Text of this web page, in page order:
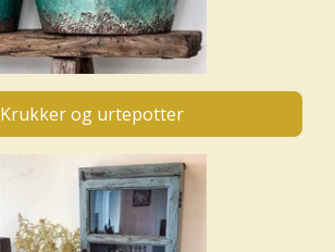
Krukker og urtepotter